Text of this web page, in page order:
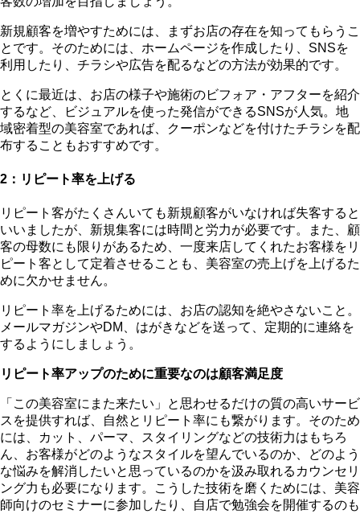
新規顧客を増やすためには、
まずお店の存在を知ってもらうこ
と です。そのためには、ホームページを作成したり、SNSを
利用したり、チラシや広告を配るなどの方法が効果的です。
とくに最近は、お店の様子や施術のビフォア・アフターを紹介
するなど、ビジュアルを使った発信ができるSNSが人気。地
域密着型の美容室であれば、クーポンなどを付けたチラシを配
布することもおすすめです。
2：リピート率を上げる
リピート客がたくさんいても新規顧客がいなければ失客すると
いいましたが、新規集客には時間と労力が必要です。また、顧
客の母数にも限りがあるため、一度来店してくれたお客様をリ
ピート客として定着させることも、美容室の売上げを上げるた
めに欠かせません。
リピート率を上げるためには、 お店の認知を絶やさないこと 。
メールマガジンやDM、はがきなどを送って、定期的に連絡を
するようにしましょう。
リピート率アップのために重要なのは顧客満足度
「この美容室にまた来たい」と思わせるだけの質の高いサービ
スを提供すれば、自然とリピート率にも繋がります。そのため
には、カット、パーマ、スタイリングなどの技術力はもちろ
ん、お客様がどのようなスタイルを望んでいるのか、どのよう
な悩みを解消したいと思っているのかを汲み取れるカウンセリ
ング力も必要になります。こうした技術を磨くためには、美容
師向けのセミナーに参加したり、自店で勉強会を開催するのも